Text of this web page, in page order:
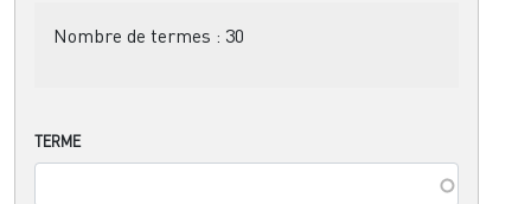
Nombre de termes : 30
TERME